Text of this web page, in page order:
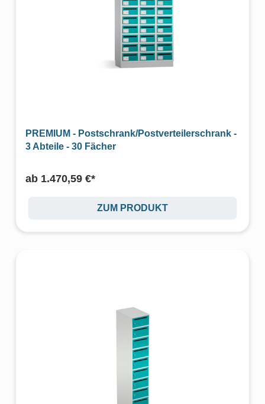
PREMIUM - Postschrank/Postverteilerschrank -
3 Abteile - 30 Fächer
ab 1.470,59 €*
ZUM PRODUKT